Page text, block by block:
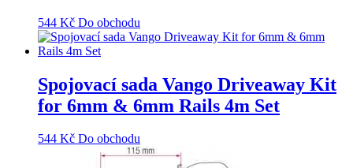
544 Kč Do obchodu
Spojovací sada Vango Driveaway Kit
for 6mm & 6mm Rails 4m Set
544 Kč Do obchodu